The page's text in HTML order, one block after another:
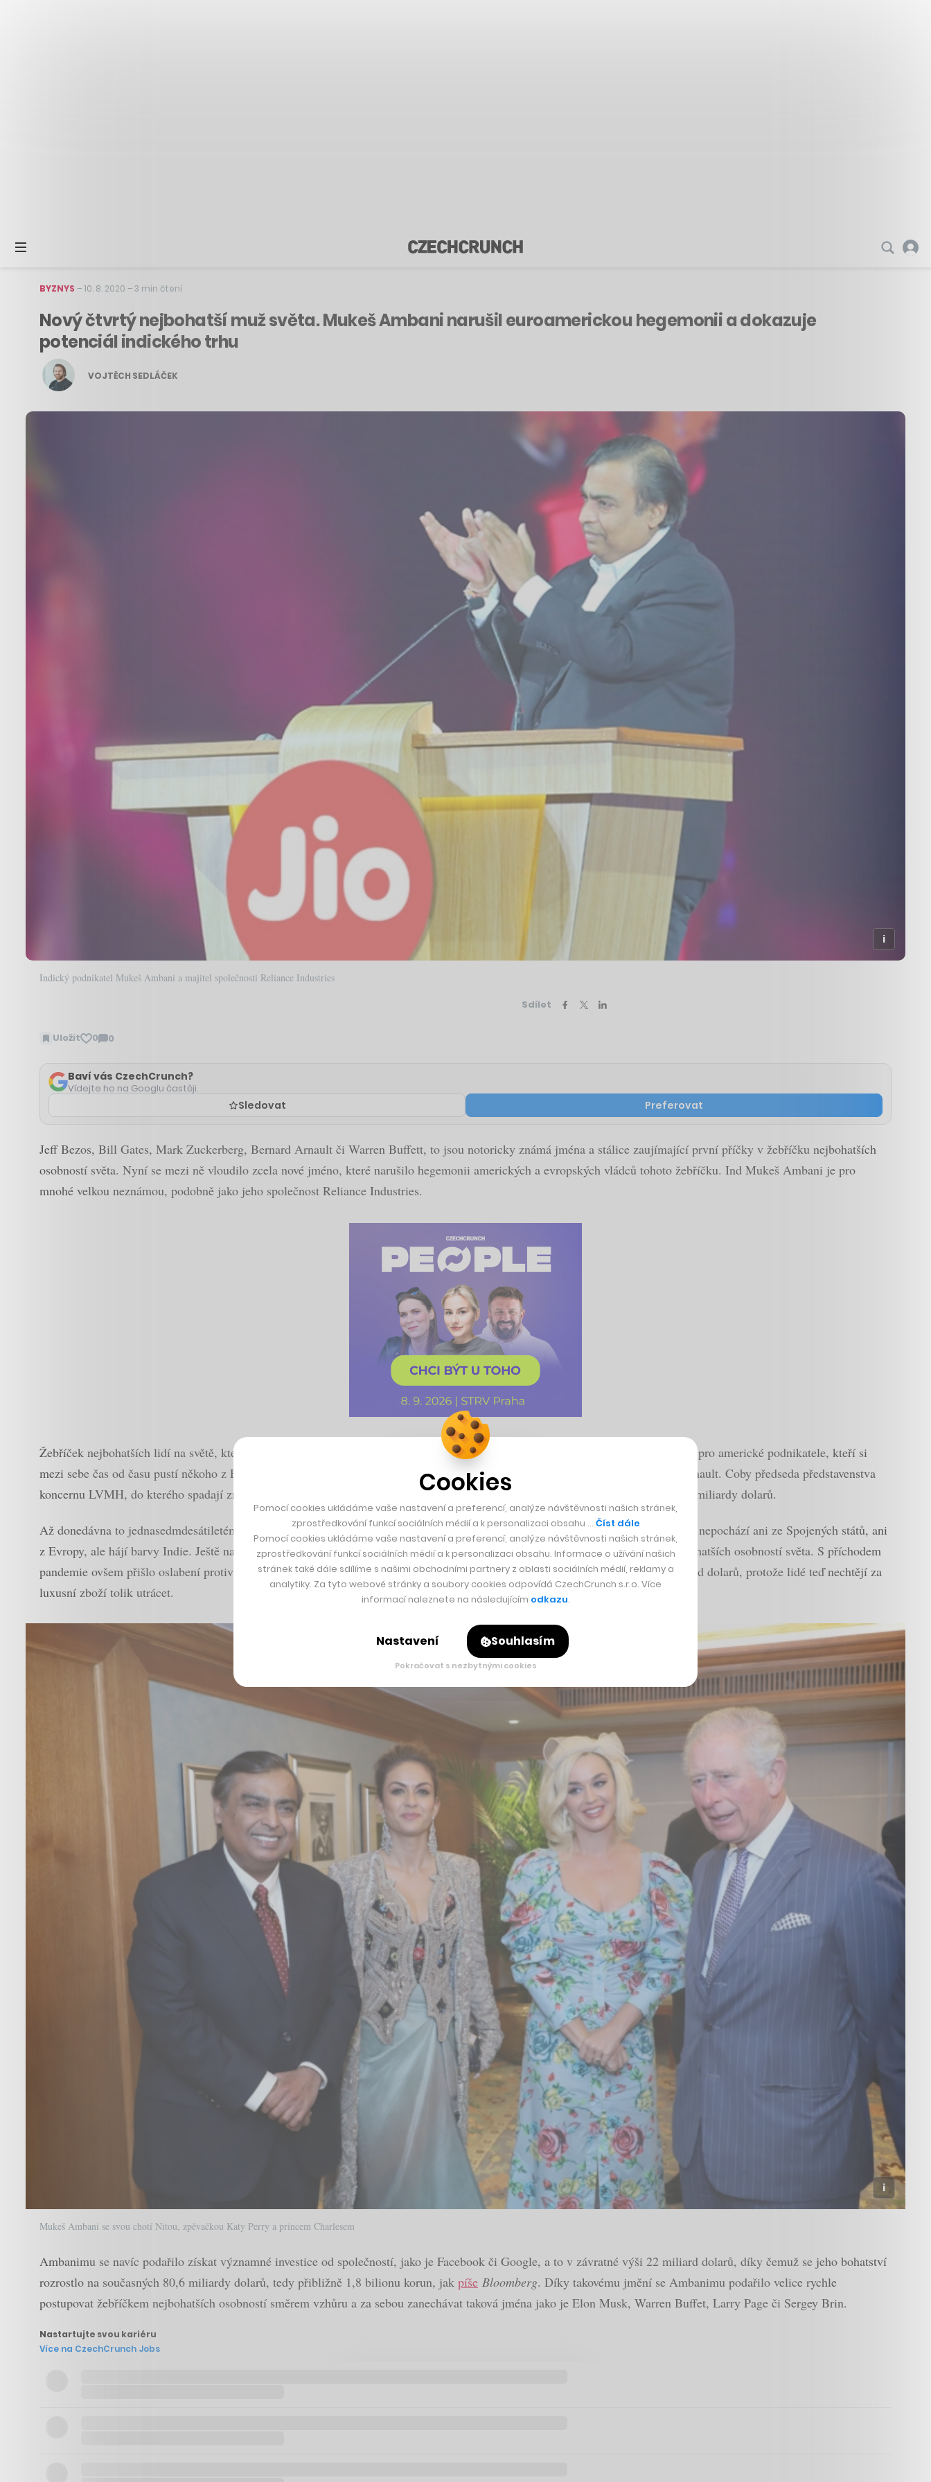
BYZNYS –10. 8. 2020 –3 min čtení
Nový čtvrtý nejbohatší muž světa. Mukeš Ambani narušil euroamerickou hegemonii a dokazuje
potenciál indického trhu
VOJTĚCH SEDLÁČEK
Indický podnikatel Mukeš Ambani a majitel společnosti Reliance Industries
Sdílet
Uložit 0 0
Zobrazit
Baví vás CzechCrunch?
Vídejte ho na Googlu častěji.
Sledovat Preferovat
Jeff Bezos, Bill Gates, Mark Zuckerberg, Bernard Arnault či Warren Buffett, to jsou notoricky známá jména a stálice zaujímající první příčky v žebříčku nejbohatších
osobností světa. Nyní se mezi ně vloudilo zcela nové jméno, které narušilo hegemonii amerických a evropských vládců tohoto žebříčku. Ind Mukeš Ambani je pro
mnohé velkou neznámou, podobně jako jeho společnost Reliance Industries.
Žebříček nejbohatších lidí na světě, který a denně aktualizuje agenturaBloomberg
, je již delší dobu hřištěm vyhrazeným pro americké podnikatele, kteří si
mezi sebe čas od času pustí někoho z Evropy. Podnikatelské umění starého kontinentu v žebříčku nejlépe reprezentuje Bernard Arnault. Coby předseda představenstva
koncernu LVMH, do kterého spadají značky jako Louis Vuiton, Fendi, Möet & Chandon, drží ve svých rukách jmění ve výši 80,2 miliardy dolarů.
Až donedávna to jednasedmdesátiletému Francouzi stačilo na čtvrté místo v žebříčku, ovšem nyní musel uvolnit místo muži, který nepochází ani ze Spojených států, ani
z Evropy, ale hájí barvy Indie. Ještě na počátku tohoto roku byl třiašedesátiletý Mukeš Ambani relativně hluboko v pelotonu nejbohatších osobností světa. S příchodem
pandemie ovšem přišlo oslabení protivníků, kteří stáli před ním. Například právě Arnault přišel ve svém jmění o více než 25 miliard dolarů, protože lidé teď nechtějí za
luxusní zboží tolik utrácet.
Mukeš Ambani se svou chotí Nitou, zpěvačkou Katy Perry a princem Charlesem
Ambanimu se navíc podařilo získat významné investice od společností, jako je Facebook či Google, a to v závratné výši 22 miliard dolarů, díky čemuž se jeho bohatství
rozrostlo na současných 80,6 miliardy dolarů, tedy přibližně 1,8 bilionu korun, jak píše Bloomberg. Díky takovému jmění se Ambanimu podařilo velice rychle
postupovat žebříčkem nejbohatších osobností směrem vzhůru a za sebou zanechávat taková jména jako je Elon Musk, Warren Buffet, Larry Page či Sergey Brin.
Nastartujte svou kariéru
Více na CzechCrunch Jobs
Cookies
Pomocí cookies ukládáme vaše nastavení a preferencí, analýze návštěvnosti našich stránek,
zprostředkování funkcí sociálních médií a k personalizaci obsahu … Číst dále
Pomocí cookies ukládáme vaše nastavení a preferencí, analýze návštěvnosti našich stránek,
zprostředkování funkcí sociálních médií a k personalizaci obsahu. Informace o užívání našich
stránek také dále sdílíme s našimi obchodními partnery z oblasti sociálních médií, reklamy a
analytiky. Za tyto webové stránky a soubory cookies odpovídá CzechCrunch s.r.o. Více
informací naleznete na následujícím odkazu.
Nastavení Souhlasím
Pokračovat s nezbytnými cookies